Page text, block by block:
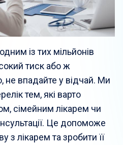
із тих мільйонів
тиск або ж
не впадайте у відчай. Ми
тем, які варто
сімейним лікарем чи
Це допоможе
з лікарем та зробити її